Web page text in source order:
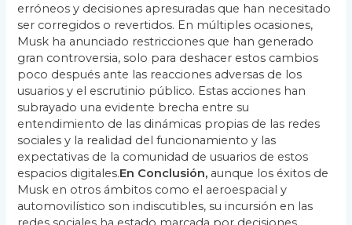
erróneos y decisiones apresuradas que han necesitado
ser corregidos o revertidos. En múltiples ocasiones,
Musk ha anunciado restricciones que han generado
gran controversia, solo para deshacer estos cambios
poco después ante las reacciones adversas de los
usuarios y el escrutinio público. Estas acciones han
subrayado una evidente brecha entre su
entendimiento de las dinámicas propias de las redes
sociales y la realidad del funcionamiento y las
expectativas de la comunidad de usuarios de estos
espacios digitales.En Conclusión, aunque los éxitos de
Musk en otros ámbitos como el aeroespacial y
automovilístico son indiscutibles, su incursión en las